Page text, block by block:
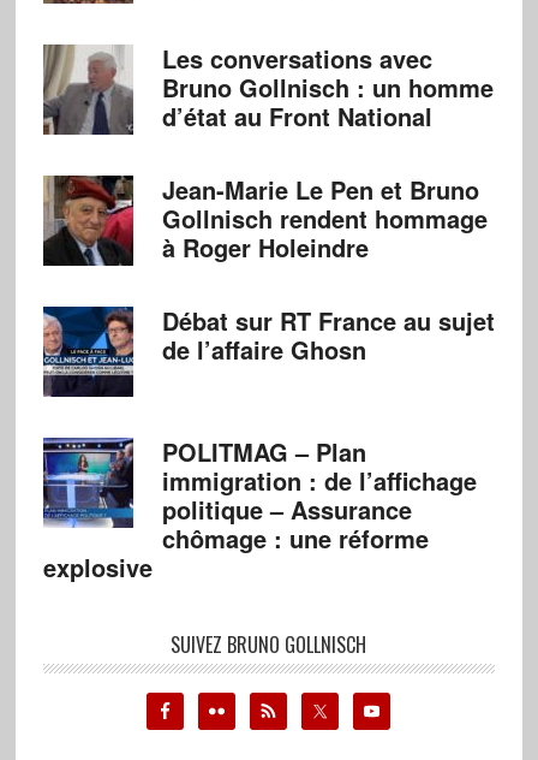
Les conversations avec
Bruno Gollnisch : un homme
d’état au Front National
Jean-Marie Le Pen et Bruno
Gollnisch rendent hommage
à Roger Holeindre
Débat sur RT France au sujet
de l’affaire Ghosn
POLITMAG – Plan
immigration : de l’affichage
politique – Assurance
chômage : une réforme
explosive
SUIVEZ BRUNO GOLLNISCH